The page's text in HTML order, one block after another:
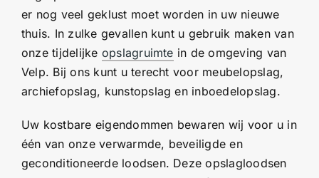
er nog veel geklust moet worden in uw nieuwe
thuis. In zulke gevallen kunt u gebruik maken van
onze tijdelijke opslagruimte in de omgeving van
Velp. Bij ons kunt u terecht voor meubelopslag,
archiefopslag, kunstopslag en inboedelopslag.
Uw kostbare eigendommen bewaren wij voor u in
één van onze verwarmde, beveiligde en
geconditioneerde loodsen. Deze opslagloodsen